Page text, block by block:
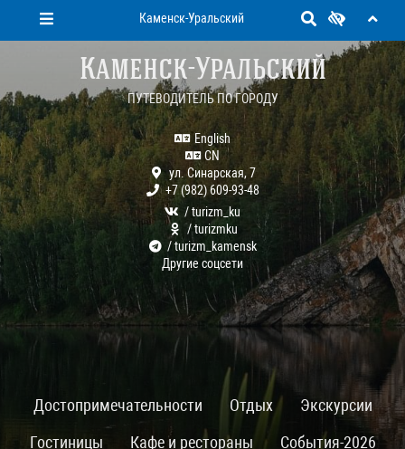
Каменск-Уральский
Каменск-Уральский
ПУТЕВОДИТЕЛЬ ПО ГОРОДУ
English
CN
ул. Синарская, 7
+7 (982) 609-93-48
/ turizm_ku
/ turizmku
/ turizm_kamensk
Другие соцсети
Достопримечательности Отдых
Экскурсии
Гостиницы
Кафе и рестораны
События-2026